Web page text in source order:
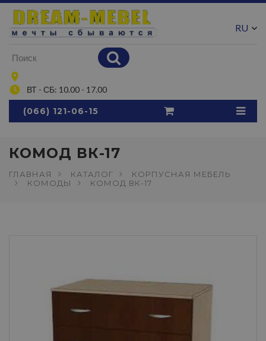
ВТ - СБ: 10.00 - 17.00
RU
(066) 121-06-15
КОМОД ВК-17
ГЛАВНАЯ КАТАЛОГ
КОРПУСНАЯ МЕБЕЛЬ
КОМОДЫ
КОМОД ВК-17